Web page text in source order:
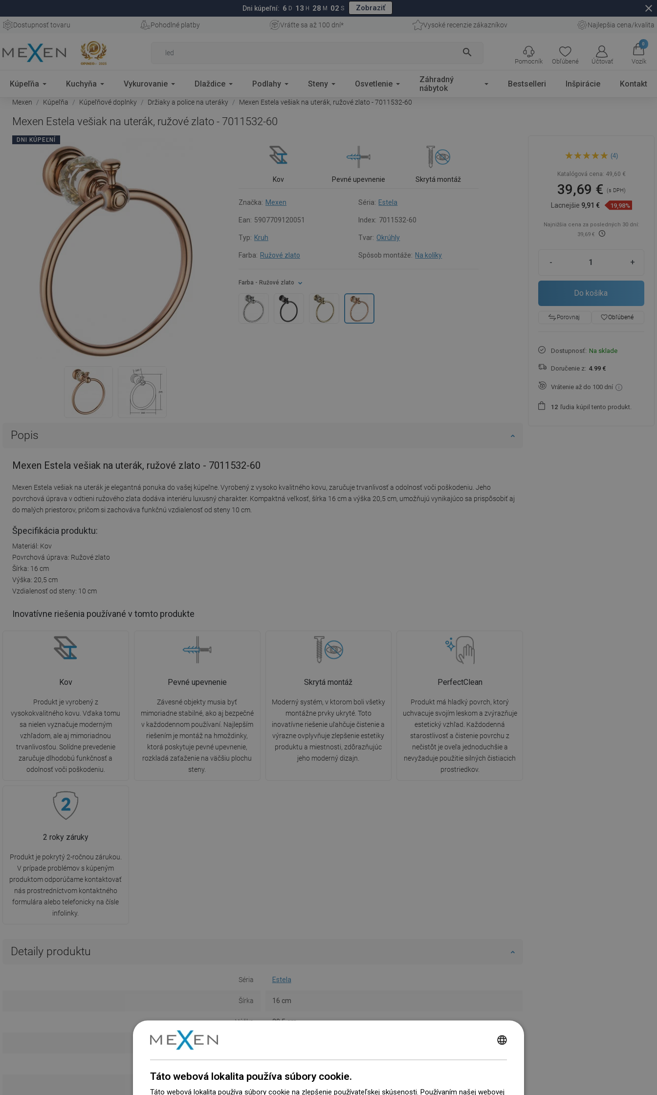
Dni kúpeľní: 6 D 13 H 28 M 02 S Zobraziť close
Dostupnosť tovaru Pohodlné platby Vráťte sa až 100 dní* Vysoké recenzie zákazníkov Najlepšia cena/kvalita
search
Obľúbené Účtovať
0
Vozík
Pomocník
Kúpeľňa Kuchyňa Vykurovanie Dlaždice Podlahy Steny Osvetlenie
Záhradný
nábytok
Bestselleri Inšpirácie Kontakt
Mexen Kúpeľňa Kúpeľňové doplnky Držiaky a police na uteráky Mexen Estela vešiak na uterák, ružové zlato - 7011532-60
Mexen Estela vešiak na uterák, ružové zlato - 7011532-60
DNI KÚPEĽNÍ
Kov Pevné upevnenie Skrytá montáž
Značka: Mexen Séria: Estela
Ean: 5907709120051 Index: 7011532-60
Typ: Kruh Tvar: Okrúhly
Farba: Ružové zlato Spôsob montáže: Na kolíky
Farba - Ružové zlato
Popis
Mexen Estela vešiak na uterák, ružové zlato - 7011532-60
Mexen Estela vešiak na uterák je elegantná ponuka do vašej kúpeľne. Vyrobený z vysoko kvalitného kovu, zaručuje trvanlivosť a odolnosť voči poškodeniu. Jeho
povrchová úprava v odtieni ružového zlata dodáva interiéru luxusný charakter. Kompaktná veľkosť, šírka 16 cm a výška 20,5 cm, umožňujú vynikajúco sa prispôsobiť aj
do malých priestorov, pričom si zachováva funkčnú vzdialenosť od steny 10 cm.
Špecifikácia produktu:
Materiál: Kov
Povrchová úprava: Ružové zlato
Šírka: 16 cm
Výška: 20,5 cm
Vzdialenosť od steny: 10 cm
Inovatívne riešenia používané v tomto produkte
Kov
Produkt je vyrobený z
vysokokvalitného kovu. Vďaka tomu
sa nielen vyznačuje moderným
vzhľadom, ale aj mimoriadnou
trvanlivosťou. Solídne prevedenie
zaručuje dlhodobú funkčnosť a
odolnosť voči poškodeniu.
Pevné upevnenie
Závesné objekty musia byť
mimoriadne stabilné, ako aj bezpečné
v každodennom používaní. Najlepším
riešením je montáž na hmoždinky,
ktorá poskytuje pevné upevnenie,
rozkladá zaťaženie na väčšiu plochu
steny.
Skrytá montáž
Moderný systém, v ktorom boli všetky
montážne prvky ukryté. Toto
inovatívne riešenie uľahčuje čistenie a
výrazne ovplyvňuje zlepšenie estetiky
produktu a miestnosti, zdôrazňujúc
jeho moderný dizajn.
PerfectClean
Produkt má hladký povrch, ktorý
uchvacuje svojím leskom a zvýrazňuje
estetický vzhľad. Každodenná
starostlivosť a čistenie povrchu z
nečistôt je oveľa jednoduchšie a
nevyžaduje použitie silných čistiacich
prostriedkov.
2 roky záruky
Produkt je pokrytý 2-ročnou zárukou.
V prípade problémov s kúpeným
produktom odporúčame kontaktovať
nás prostredníctvom kontaktného
formulára alebo telefonicky na čísle
infolinky.
Detaily produktu
Séria Estela
Šírka 16 cm
Výška 20,5 cm
uterák, ružové zlato -
(4)
Katalógová cena: 49,60 €
39,69 € (s DPH)
Lacnejšie 9,91 € 19,98%
Najnižšia cena za posledných 30 dní:
39,69 €
- +
Do košíka
Porovnaj favorite_borderObľúbené
Dostupnosť: Na sklade
Doručenie z: 4.99 €
Vrátenie až do 100 dní
1 2 ľudia kúpil tento produkt.
Táto webová lokalita používa súbory cookie.
Táto webová lokalita používa súbory cookie na zlepšenie používateľskej skúsenosti. Používaním našej webovej